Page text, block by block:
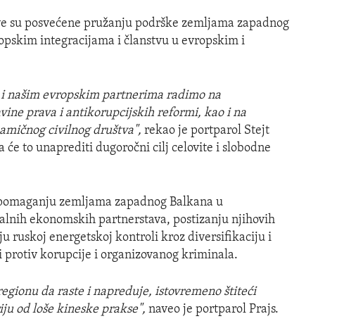
su posvećene pružanju podrške zemljama zapadnog
integracijama i članstvu u evropskim i
našim evropskim partnerima radimo na
prava i antikorupcijskih reformi, kao i na
civilnog društva", rekao je portparol Stejt
će to unaprediti dugoročni cilj celovite i slobodne
zemljama zapadnog Balkana u
ekonomskih partnerstava, postizanju njihovih
ruskoj energetskoj kontroli kroz diversifikaciju i
protiv korupcije i organizovanog kriminala.
da raste i napreduje, istovremeno štiteći
od loše kineske prakse", naveo je portparol Prajs.